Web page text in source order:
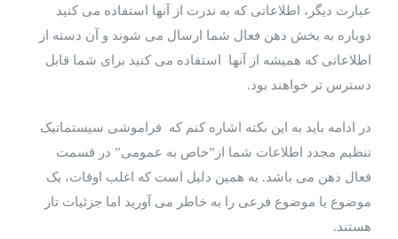
عبارت دیگر، اطلاعاتی که به ندرت از آنها استفاده می کنید
دوباره به بخش ذهن فعال شما ارسال می شوند و آن دسته از
اطلاعاتی که همیشه از آنها استفاده می کنید برای شما قابل
دسترس تر خواهند بود.
در ادامه باید به این نکته اشاره کنم که فراموشی سیستماتیک
تنظیم مجدد اطلاعات شما از”خاص به عمومی” در قسمت
فعال ذهن می باشد. به همین دلیل است که اغلب اوقات، یک
موضوع یا موضوع فرعی را به خاطر می آورید اما جزئیات تار
هستند.